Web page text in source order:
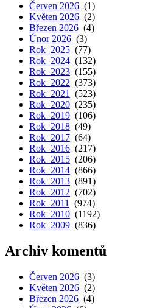
Červen 2026 (1)
Květen 2026 (2)
Březen 2026 (4)
Únor 2026 (3)
Rok 2025 (77)
Rok 2024 (132)
Rok 2023 (155)
Rok 2022 (373)
Rok 2021
(523)
Rok 2020 (235)
Rok 2019 (106)
Rok 2018 (49)
Rok 2017 (64)
Rok 2016 (217)
Rok 2015 (206)
Rok 2014 (866)
Rok 2013 (891)
Rok 2012 (702)
Rok 2011
(974)
Rok 2010 (1192)
Rok 2009 (836)
Archiv komentů
Červen 2026 (3)
Květen 2026 (2)
Březen 2026 (4)